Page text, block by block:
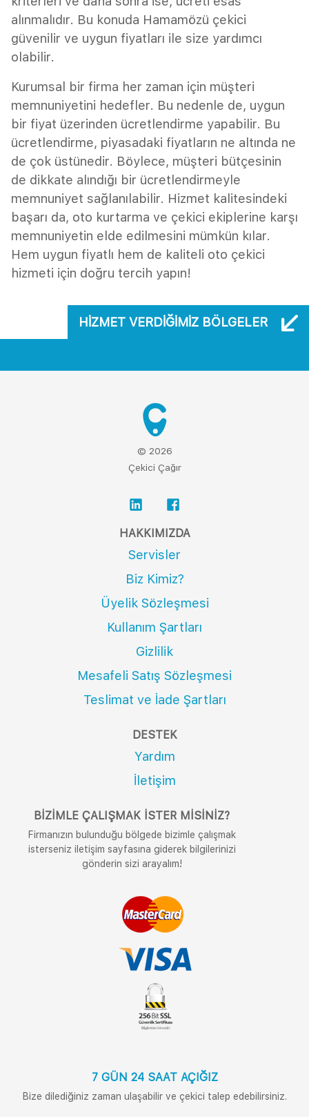
alınmalıdır. Bu konuda Hamamözü çekici
güvenilir ve uygun fiyatları ile size yardımcı
olabilir.
Kurumsal bir firma her zaman için müşteri
memnuniyetini hedefler. Bu nedenle de, uygun
bir fiyat üzerinden ücretlendirme yapabilir. Bu
ücretlendirme, piyasadaki fiyatların ne altında ne
de çok üstünedir. Böylece, müşteri bütçesinin
de dikkate alındığı bir ücretlendirmeyle
memnuniyet sağlanılabilir. Hizmet kalitesindeki
başarı da, oto kurtarma ve çekici ekiplerine karşı
memnuniyetin elde edilmesini mümkün kılar.
Hem uygun fiyatlı hem de kaliteli oto çekici
hizmeti için doğru tercih yapın!
HIZMET VERDIĞIMIZ BÖLGELER
© 2026
Çekici Çağır
HAKKIMIZDA
Servisler
Biz Kimiz?
Üyelik Sözleşmesi
Kullanım Şartları
Gizlilik
Mesafeli Satış Sözleşmesi
Teslimat ve İade Şartları
DESTEK
Yardım
İletişim
BIZIMLE ÇALIŞMAK İSTER MISINIZ?
Firmanızın bulunduğu bölgede bizimle çalışmak
isterseniz iletişim sayfasına giderek bilgilerinizi
gönderin sizi arayalım!
7 GÜN 24 SAAT AÇIĞIZ
Bize dilediğiniz zaman ulaşabilir ve çekici talep edebilirsiniz.